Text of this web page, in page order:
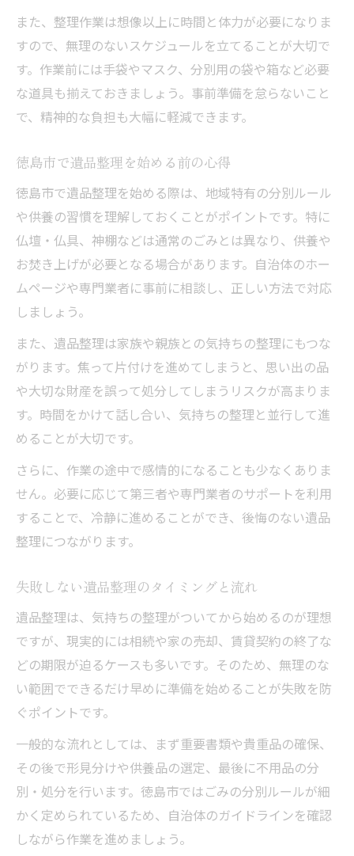
遺品整理で迷いやすい捨ててはいけない物
遺品整理で絶対に捨ててはいけない物リス
ト
重要書類や貴重品の見分け方と保管方法
誤って処分しないための遺品整理の工夫
遺品整理のポイントは物の分類と保留
妻の遺品整理に心を配るコツと手順
妻の遺品整理で最初にやるべき準備
遺品整理で心の負担を軽くする進め方
遺品整理で家族の気持ちを守る方法
また、整理作業は想像以上に時間と体力が必要になりま
すので、無理のないスケジュールを立てることが大切で
す。作業前には手袋やマスク、分別用の袋や箱など必要
な道具も揃えておきましょう。事前準備を怠らないこと
で、精神的な負担も大幅に軽減できます。
徳島市で遺品整理を始める前の心得
徳島市で遺品整理を始める際は、地域特有の分別ルール
や供養の習慣を理解しておくことがポイントです。特に
仏壇・仏具、神棚などは通常のごみとは異なり、供養や
お焚き上げが必要となる場合があります。自治体のホー
ムページや専門業者に事前に相談し、正しい方法で対応
しましょう。
また、遺品整理は家族や親族との気持ちの整理にもつな
がります。焦って片付けを進めてしまうと、思い出の品
や大切な財産を誤って処分してしまうリスクが高まりま
す。時間をかけて話し合い、気持ちの整理と並行して進
めることが大切です。
さらに、作業の途中で感情的になることも少なくありま
せん。必要に応じて第三者や専門業者のサポートを利用
することで、冷静に進めることができ、後悔のない遺品
整理につながります。
失敗しない遺品整理のタイミングと流れ
遺品整理は、気持ちの整理がついてから始めるのが理想
ですが、現実的には相続や家の売却、賃貸契約の終了な
どの期限が迫るケースも多いです。そのため、無理のな
い範囲でできるだけ早めに準備を始めることが失敗を防
ぐポイントです。
一般的な流れとしては、まず重要書類や貴重品の確保、
その後で形見分けや供養品の選定、最後に不用品の分
別・処分を行います。徳島市ではごみの分別ルールが細
かく定められているため、自治体のガイドラインを確認
しながら作業を進めましょう。